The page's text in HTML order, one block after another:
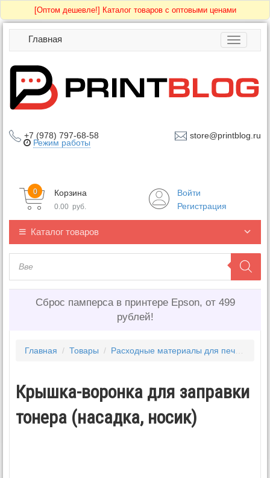
[Оптом дешевле!] Каталог товаров с оптовыми ценами
Toggle
Главная
+7 (978) 797-68-58 store@printblog.ru
Режим работы
Корзина
0
0.00 руб.
Войти
Регистрация
Каталог товаров
Сброс памперса в принтере Epson, от 499
рублей!
Главная / Товары / Расходные материалы для печати
Крышка-воронка для заправки
тонера (насадка, носик)